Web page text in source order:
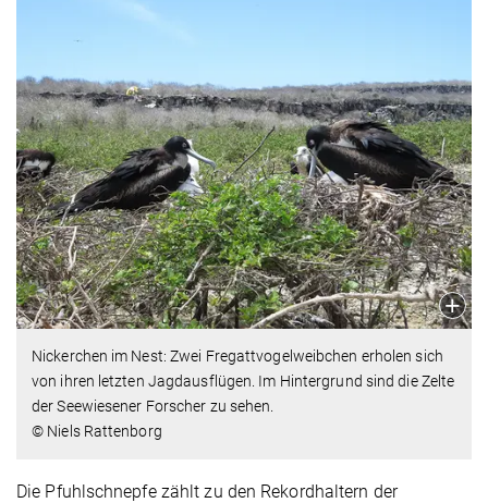
Nickerchen im Nest: Zwei Fregattvogelweibchen erholen sich
von ihren letzten Jagdausflügen. Im Hintergrund sind die Zelte
der Seewiesener Forscher zu sehen.
© Niels Rattenborg
Die Pfuhlschnepfe zählt zu den Rekordhaltern der